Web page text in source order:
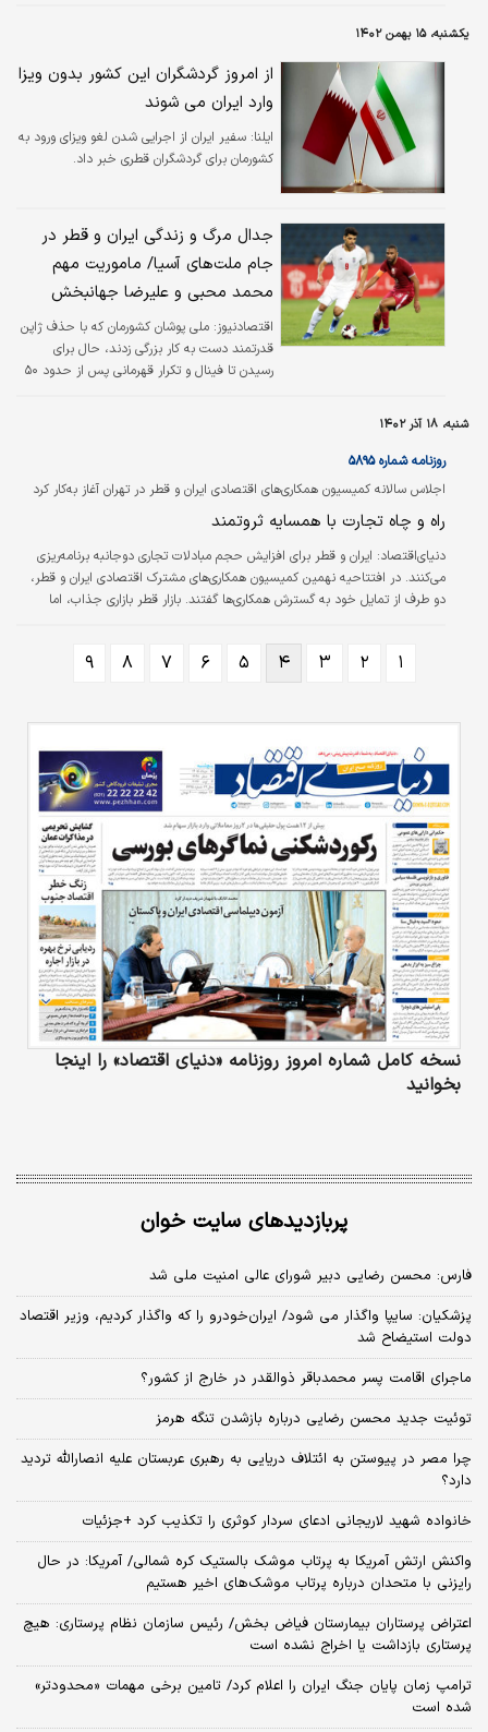
یکشنبه، ۱۵ بهمن ۱۴۰۲
از امروز گردشگران این کشور بدون ویزا
وارد ایران می شوند
ایلنا: سفیر ایران از اجرایی شدن لغو ویزای ورود به
کشورمان برای گردشگران قطری خبر داد.
جدال مرگ و زندگی ایران و قطر در
جام ملت‌های آسیا/ ماموریت مهم
محمد محبی و علیرضا جهانبخش
اقتصادنیوز: ملی پوشان کشورمان که با حذف ژاپن
قدرتمند دست به کار بزرگی زدند، حال برای
رسیدن تا فینال و تکرار قهرمانی پس از حدود ۵۰
شنبه، ۱۸ آذر ۱۴۰۲
اجلاس سالانه کمیسیون همکاری‌های اقتصادی ایران و قطر در تهران آغاز به‌کار کرد
روزنامه شماره ۵۸۹۵
‌راه و چاه تجارت با همسایه ثروتمند
دنیای‌اقتصاد: ایران و قطر برای افزایش حجم مبادلات تجاری دوجانبه برنامه‌ریزی
می‌کنند. در افتتاحیه نهمین کمیسیون همکاری‌های مشترک اقتصادی ایران و قطر،
دو طرف از تمایل خود به گسترش همکاری‌ها گفتند. بازار قطر بازاری جذاب، اما
هدف‌گذاری یک‌میلیارد دلاری صادرات، مستلزم آمادگی است.
۱ ۲ ۳ ۴ ۵ ۶ ۷ ۸ ۹
نسخه کامل شماره امروز روزنامه «دنیای‌ اقتصاد» را اینجا
بخوانید
پربازدیدهای سایت خوان
فارس: محسن رضایی دبیر شورای عالی امنیت ملی شد
پزشکیان: سایپا واگذار می شود/ ایران‌خودرو را که واگذار کردیم، وزیر اقتصاد
دولت استیضاح شد
ماجرای اقامت پسر محمدباقر ذوالقدر در خارج از کشور؟
توئیت جدید محسن رضایی درباره بازشدن تنگه هرمز
چرا مصر در پیوستن به ائتلاف دریایی به رهبری عربستان علیه انصارالله تردید
دارد؟
خانواده شهید لاریجانی ادعای سردار کوثری را تکذیب کرد +جزئیات
واکنش ارتش آمریکا به پرتاب موشک بالستیک کره شمالی/ آمریکا: در حال
رایزنی با متحدان درباره پرتاب موشک‌های اخیر هستیم
اعتراض پرستاران بیمارستان فیاض بخش/ رئیس سازمان نظام پرستاری: هیچ
پرستاری بازداشت یا اخراج نشده است
ترامپ زمان پایان جنگ ایران را اعلام کرد/ تامین برخی مهمات «محدودتر»
شده است